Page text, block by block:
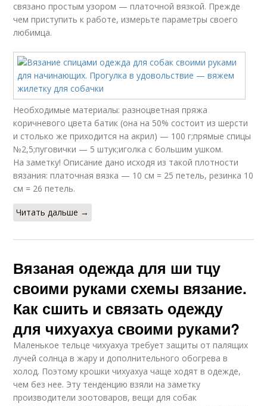
связано простым узором — платочной вязкой. Прежде
чем приступить к работе, измерьте параметры своего
любимца.
Необходимые материалы: разноцветная пряжа
коричневого цвета батик (она на 50% состоит из шерсти
и столько же приходится на акрил) — 100 г;прямые спицы
№2,5;пуговички — 5 штук;иголка с большим ушком.
На заметку! Описание дано исходя из такой плотности
вязания: платочная вязка — 10 см = 25 петель, резинка 10
см = 26 петель.
Читать дальше →
Вязаная одежда для ши тцу
своими руками схемы вязание.
Как сшить и связать одежду
для чихуахуа своими руками?
Маленькое тельце чихуахуа требует защиты от палящих
лучей солнца в жару и дополнительного обогрева в
холод. Поэтому крошки чихуахуа чаще ходят в одежде,
чем без нее. Эту тенденцию взяли на заметку
производители зоотоваров, вещи для собак